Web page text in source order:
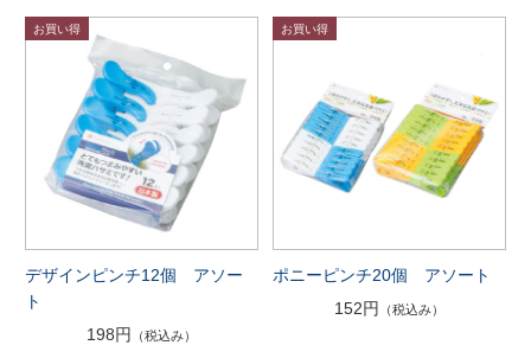
デザインピンチ12個 アソー
ト
198円
（税込み）
ポニーピンチ20個 アソート
152円
（税込み）